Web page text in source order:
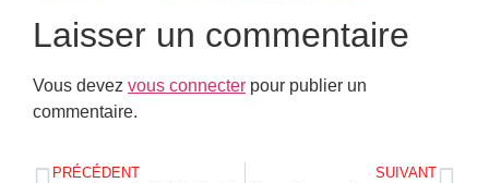
Laisser un commentaire
Vous devez vous connecter pour publier un
commentaire.
PRÉCÉDENT SUIVANT